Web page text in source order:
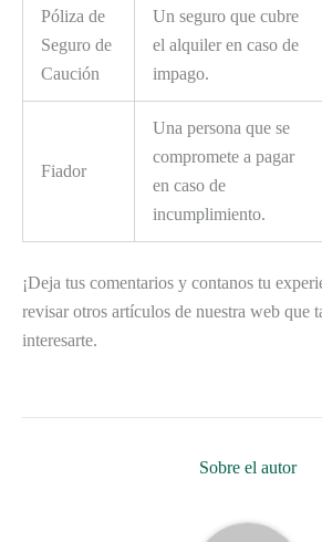
Póliza de
Seguro de
Caución
Un seguro que cubre
el alquiler en caso de
impago.
Fiador
Una persona que se
compromete a pagar
en caso de
incumplimiento.
¡Deja tus comentarios y contanos tu
revisar otros artículos de nuestra web que
interesarte.
Sobre el autor